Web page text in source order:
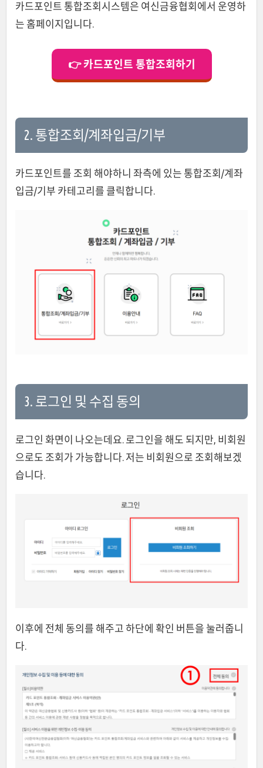
카드포인트 통합조회시스템은 여신금융협회에서 운영하
는 홈페이지입니다.
👉 카드포인트 통합조회하기
2. 통합조회/계좌입금/기부
카드포인트를 조회 해야하니 좌측에 있는 통합조회/계좌
입금/기부 카테고리를 클릭합니다.
3. 로그인 및 수집 동의
로그인 화면이 나오는데요. 로그인을 해도 되지만, 비회원
으로도 조회가 가능합니다. 저는 비회원으로 조회해보겠
습니다.
이후에 전체 동의를 해주고 하단에 확인 버튼을 눌러줍니
다.